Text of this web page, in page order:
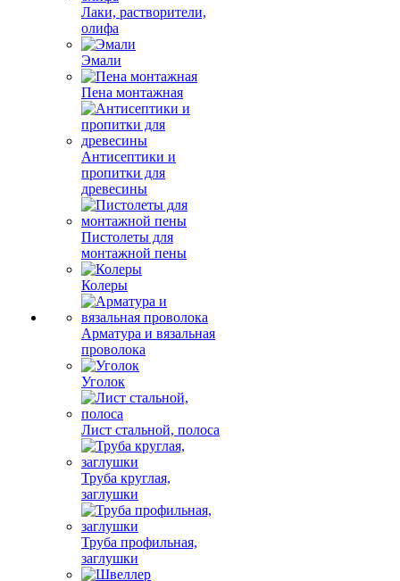
Лаки, растворители,
олифа
Эмали
Пена монтажная
Антисептики и
пропитки для
древесины
Пистолеты для
монтажной пены
Колеры
Арматура и вязальная
проволока
Уголок
Лист стальной, полоса
Труба круглая,
заглушки
Труба профильная,
заглушки